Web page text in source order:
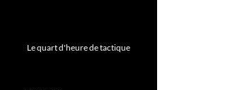
Le quart d'heure de tactique